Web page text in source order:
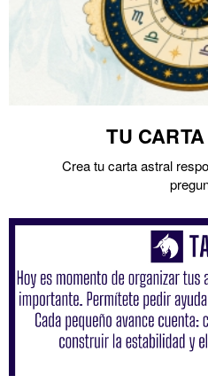
TU
Crea tu carta astral